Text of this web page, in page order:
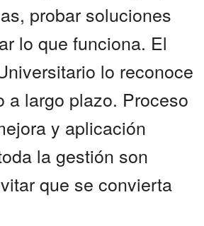
probar soluciones
lo que funciona. El
lo reconoce
a largo plazo. Proceso
y aplicación
la gestión son
que se convierta